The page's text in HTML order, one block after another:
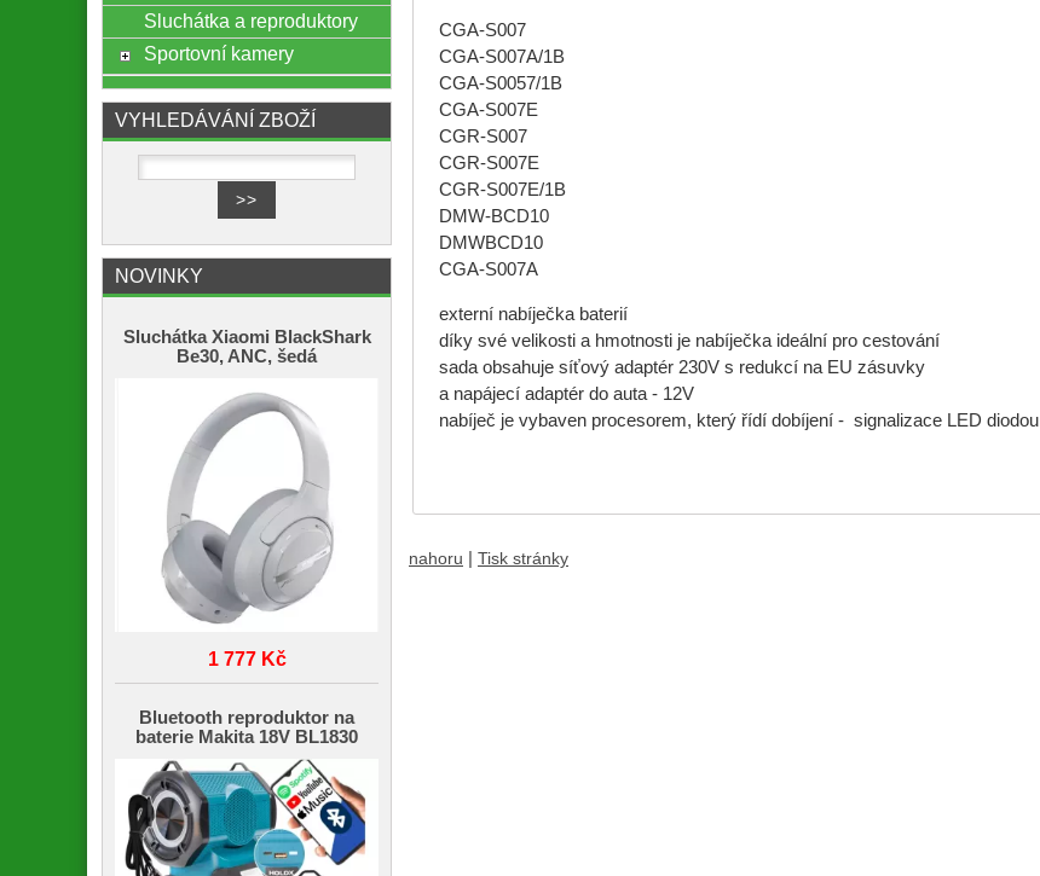
CGA-S007
CGA-S007A/1B
CGA-S0057/1B
CGA-S007E
CGR-S007
CGR-S007E
CGR-S007E/1B
DMW-BCD10
DMWBCD10
CGA-S007A
externí nabíječka baterií
díky své velikosti a hmotnosti je nabíječka ideální pro cestování
sada obsahuje síťový adaptér 230V s redukcí na EU zásuvky
a napájecí adaptér do auta - 12V
nabíječ je vybaven procesorem, který řídí dobíjení - signalizace LED diodou
nahoru Tisk stránky
Sluchátka a reproduktory
Sportovní kamery
VYHLEDÁVÁNÍ ZBOŽÍ
NOVINKY
Sluchátka Xiaomi BlackShark
Be30, ANC, šedá
1 777 Kč
Bluetooth reproduktor na
baterie Makita 18V BL1830